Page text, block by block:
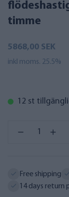
timme
5868,00 SEK
inkl moms. 25.5%
12 st
Free shipping
14 days return